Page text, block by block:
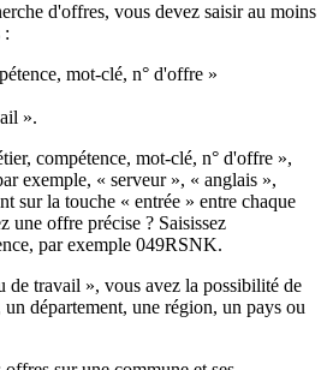
d'offres, vous devez saisir au moins
:
mot-clé, n° d'offre »
».
compétence, mot-clé, n° d'offre »,
exemple, « serveur », « anglais »,
sur la touche « entrée » entre chaque
une offre précise ? Saisissez
par exemple 049RSNK.
de travail », vous avez la possibilité de
département, une région, un pays ou